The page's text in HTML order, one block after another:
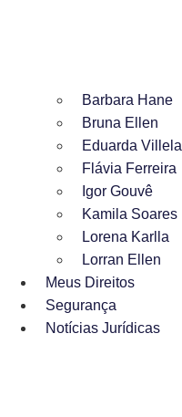
Barbara Hane
Bruna Ellen
Eduarda Villela
Flávia Ferreira
Igor Gouvê
Kamila Soares
Lorena Karlla
Lorran Ellen
Meus Direitos
Segurança
Notícias Jurídicas